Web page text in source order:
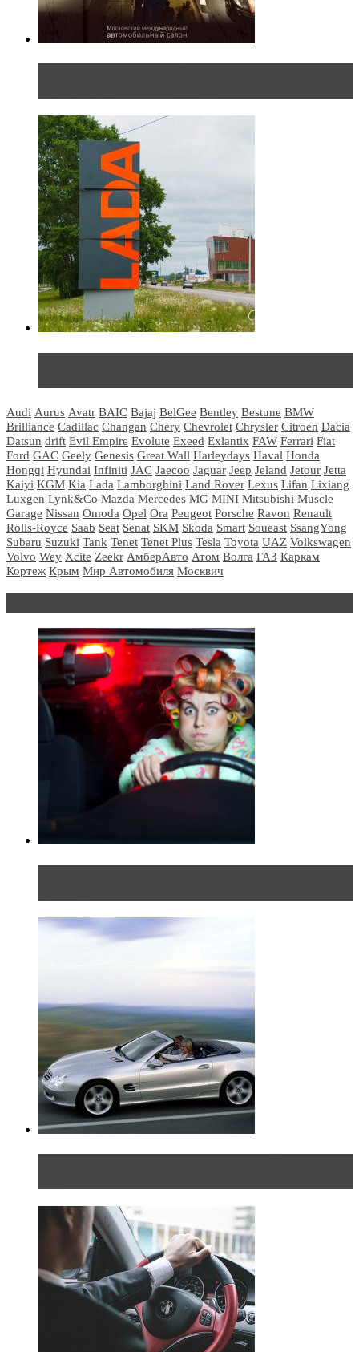
Audi Aurus Avatr BAIC Bajaj BelGee Bentley Bestune BMW
Brilliance Cadillac Changan Chery Chevrolet Chrysler Citroen Dacia
Datsun drift Evil Empire Evolute Exeed Exlantix FAW Ferrari Fiat
Ford GAC Geely Genesis Great Wall Harleydays Haval Honda
Hongqi Hyundai Infiniti JAC Jaecoo Jaguar Jeep Jeland Jetour Jetta
Kaiyi KGM Kia Lada Lamborghini Land Rover Lexus Lifan Lixiang
Luxgen Lynk&Co Mazda Mercedes MG MINI Mitsubishi Muscle
Garage Nissan Omoda Opel Ora Peugeot Porsche Ravon Renault
Rolls-Royce Saab Seat Senat SKM Skoda Smart Soueast SsangYong
Subaru Suzuki Tank Tenet Tenet Plus Tesla Toyota UAZ Volkswagen
Volvo Wey Xcite Zeekr АмберАвто Атом Волга ГАЗ Каркам
Кортеж Крым Мир Автомобиля Москвич